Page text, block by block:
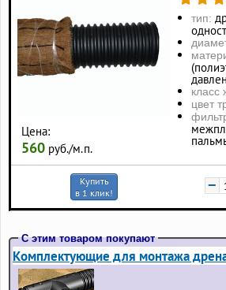
Цена:
560 руб./м.п.
тип:
класс
цвет
Купить
в 1 клик!
−
С этим товаром покупают
Комплектующие для монтажа